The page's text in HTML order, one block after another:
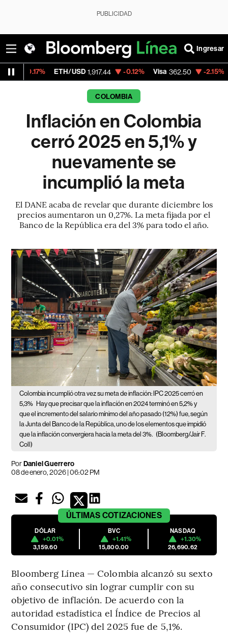
PUBLICIDAD
Ingresar
ETH/USD 1,917.44 -0.12% Visa 362.50 -2.15%
COLOMBIA
Inflación en Colombia
cerró 2025 en 5,1% y
nuevamente se
incumplió la meta
El DANE acaba de revelar que durante diciembre los
precios aumentaron un 0,27%. La meta fijada por el
Banco de la República era del 3% para todo el año.
Colombia incumplió otra vez su meta de inflación: IPC 2025 cerró en
5,3% Hay que precisar que la inflación en 2024 terminó en 5,2% y
que el incremento del salario mínimo del año pasado (12%) fue, según
la Junta del Banco de la República, uno de los elementos que impidió
que la inflación convergiera hacia la meta del 3%. (Bloomberg/Jair F.
Coll)
PorDaniel Guerrero
08 de enero, 2026 | 06:02 PM
ÚLTIMAS COTIZACIONES
DÓLAR
+0.01%
3,159.60
BVC
+1.41%
15,800.00
NASDAQ
+1.30%
26,690.62
Bloomberg Línea — Colombia alcanzó su sexto
año consecutivo sin lograr cumplir con su
objetivo de inflación. De acuerdo con la
autoridad estadística el Índice de Precios al
Consumidor (IPC) del 2025 fue de 5,1%.